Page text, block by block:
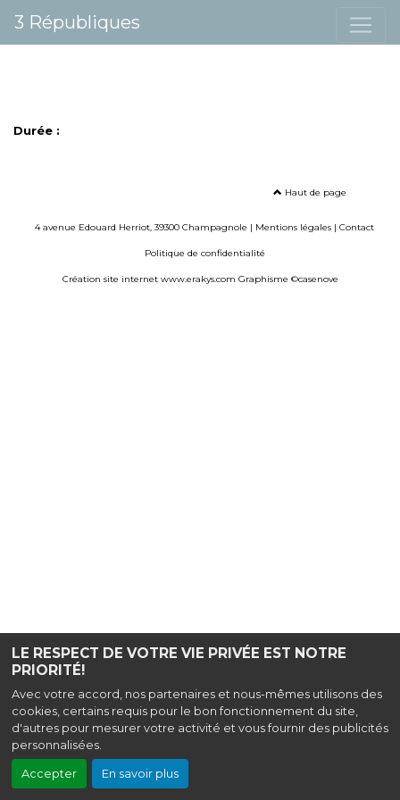
LE RESPECT DE VOTRE VIE PRIVÉE EST NOTRE
PRIORITÉ!
Avec votre accord, nos partenaires et nous-mêmes utilisons des
cookies, certains requis pour le bon fonctionnement du site,
d'autres pour mesurer votre activité et vous fournir des publicités
personnalisées.
Accepter En savoir plus
3 Républiques
Durée :
Haut de page
4 avenue Edouard Herriot, 39300 Champagnole | Mentions légales | Contact
Politique de confidentialité
Création site internet www.erakys.com Graphisme ©casenove